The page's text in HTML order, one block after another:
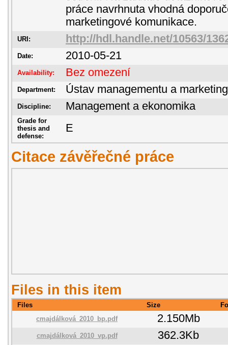
práce navrhnuta vhodná
marketingové komunikace.
URI: http://hdl.handle.net/10563/
Date: 2010-05-21
Availability: Bez omezení
Department: Ústav managementu a
Discipline: Management a ekonomika
Grade for
thesis and
defense:
E
Citace závěřečné práce
Files in this item
Files Size
cmajdálková_2010_bp.pdf
2.150Mb
cmajdálková_2010_vp.pdf 362.3Kb